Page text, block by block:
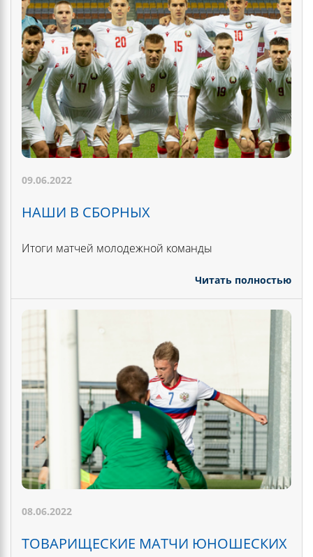
09.06.2022
НАШИ В СБОРНЫХ
Итоги матчей молодежной команды
Читать полностью
08.06.2022
ТОВАРИЩЕСКИЕ МАТЧИ ЮНОШЕСКИХ